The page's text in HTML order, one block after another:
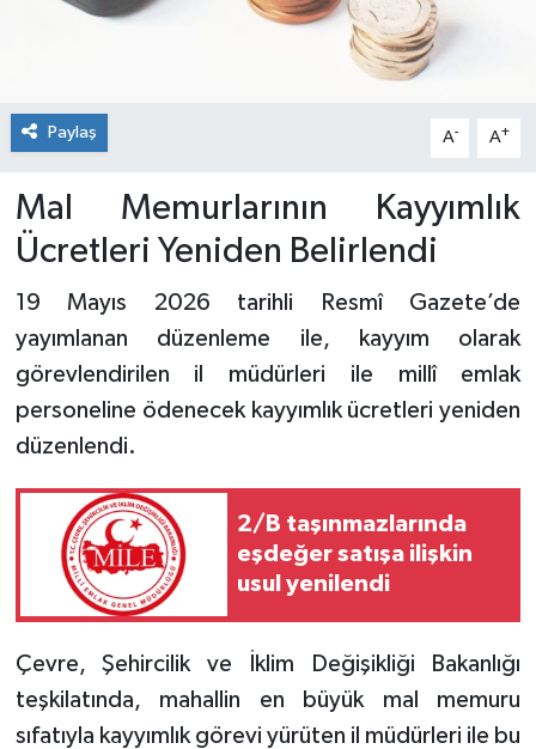
Paylaş A- A+
Mal Memurlarının Kayyımlık
Ücretleri Yeniden Belirlendi
19 Mayıs 2026 tarihli Resmî Gazete’de
yayımlanan düzenleme ile, kayyım olarak
görevlendirilen il müdürleri ile millî emlak
personeline ödenecek kayyımlık ücretleri yeniden
düzenlendi.
2/B taşınmazlarında
eşdeğer satışa ilişkin
usul yenilendi
Çevre, Şehircilik ve İklim Değişikliği Bakanlığı
teşkilatında, mahallin en büyük mal memuru
sıfatıyla kayyımlık görevi yürüten il müdürleri ile bu